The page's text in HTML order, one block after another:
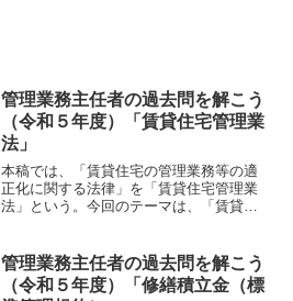
管理業務主任者の過去問を解こう
（令和５年度）「賃貸住宅管理業
法」
本稿では、「賃貸住宅の管理業務等の適
正化に関する法律」を「賃貸住宅管理業
法」という。今回のテーマは、「賃貸住
過去問にチャレンジしてみよう。令和5年
度 管理業務主任者...
管理業務主任者の過去問を解こう
（令和５年度）「修繕積立金（標